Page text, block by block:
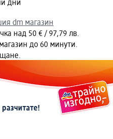
дни
dm магазин
над 50 € / 97,79 лв.
до 60 минути.